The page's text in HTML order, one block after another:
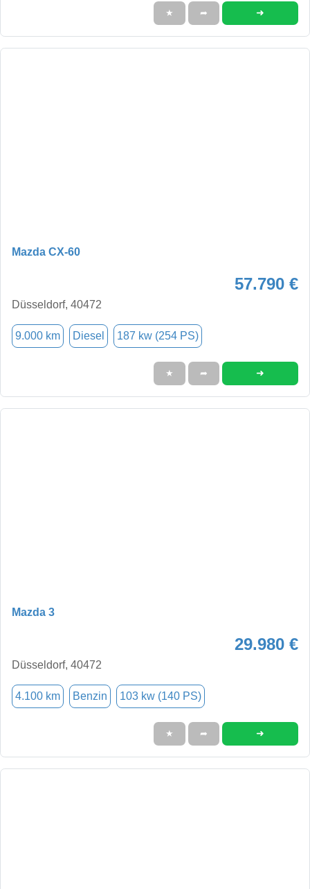
★ ➦ ➜
Mazda CX-60
57.790 €
Düsseldorf, 40472
9.000 km Diesel 187 kw (254 PS)
★ ➦ ➜
Mazda 3
29.980 €
Düsseldorf, 40472
4.100 km Benzin 103 kw (140 PS)
★ ➦ ➜